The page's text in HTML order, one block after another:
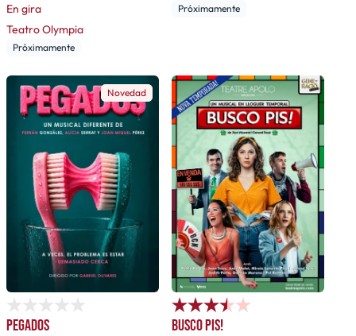
En gira
Teatro Olympia
Próximamente
Próximamente
Novedad
Pegados Busco pis!